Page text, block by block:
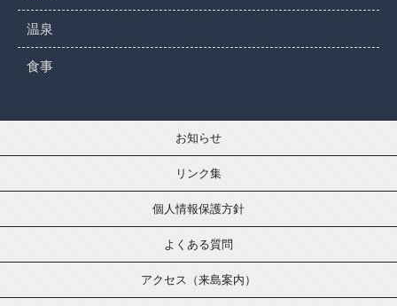
温泉
食事
お知らせ
リンク集
個人情報保護方針
よくある質問
アクセス（来島案内）